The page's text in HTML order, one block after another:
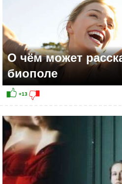
+11
О чём может
биополе